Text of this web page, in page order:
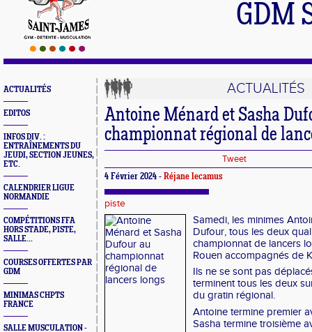
GDM
ACTUALITÉS
EDITOS
INFOS DIV. :
ENTRAÎNEMENTS DU
JEUDI, SECTION JEUNES,
ETC.
CALENDRIER LIGUE
NORMANDIE
COMPÉTITIONS FFA
HORS STADE, PISTE,
SALLE...
COURSES OFFERTES PAR
GDM
MINIMAS CHPTS
FRANCE
SALLE MUSCULATION -
ACTUALITÉS
Antoine Ménard et Sasha
championnat régional de
Tweet
4 Février 2024 - Réjane lecamus
piste
Samedi, les minimes
Dufour, tous les deux
championnat de lancers
Rouen accompagnés de
Ils ne se sont pas
terminent tous les deux
du gratin régional.
Antoine termine premier
Sasha termine troisième